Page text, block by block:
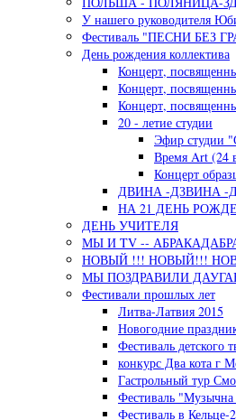
У нашего руководителя
Фестиваль "ПЕСНИ БЕЗ
День рождения коллектива
Концерт,
Концерт,
Концерт,
20 - летие студии
Эфир студии
Время Art (24
Концерт
ДВИНА -ДЗВИНА -
НА 21 ДЕНЬ
ДЕНЬ УЧИТЕЛЯ
МЫ И TV --
НОВЫЙ !!! НОВЫЙ!!!
МЫ ПОЗДРАВИЛИ
Фестивали прошлых лет
Литва-Латвия 2015
Новогодние
Фестиваль детского
конкурс Два кота г
Гастрольный тур
Фестиваль
Фестиваль в